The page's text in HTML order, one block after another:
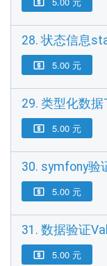
28. 状态信息
 5.00 元
29. 类型化数据
 5.00 元
30. symfony验
 5.00 元
31. 数据验证
 5.00 元